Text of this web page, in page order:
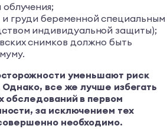
груди беременной специальным
индивидуальной защиты);
снимков должно быть
уменьшают риск
все же лучше избегать
обследований в первом
за исключением тех
необходимо.